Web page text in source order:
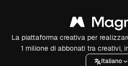
La piattaforma creativa per
1 milione di abbonati tra creativi,
Italiano